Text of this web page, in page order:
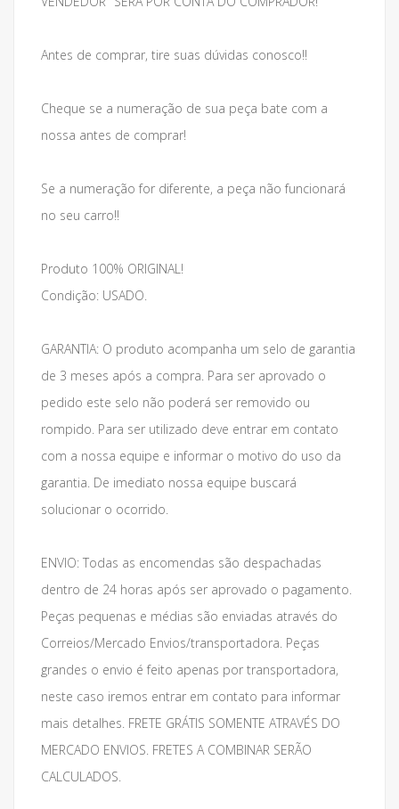
Antes de comprar, tire suas dúvidas conosco!!
Cheque se a numeração de sua peça bate com a
nossa antes de comprar!
Se a numeração for diferente, a peça não funcionará
no seu carro!!
Produto 100% ORIGINAL!
Condição: USADO.
GARANTIA: O produto acompanha um selo de garantia
de 3 meses após a compra. Para ser aprovado o
pedido este selo não poderá ser removido ou
rompido. Para ser utilizado deve entrar em contato
com a nossa equipe e informar o motivo do uso da
garantia. De imediato nossa equipe buscará
solucionar o ocorrido.
ENVIO: Todas as encomendas são despachadas
dentro de 24 horas após ser aprovado o pagamento.
Peças pequenas e médias são enviadas através do
Correios/Mercado Envios/transportadora. Peças
grandes o envio é feito apenas por transportadora,
neste caso iremos entrar em contato para informar
mais detalhes. FRETE GRÁTIS SOMENTE ATRAVÉS DO
MERCADO ENVIOS. FRETES A COMBINAR SERÃO
CALCULADOS.